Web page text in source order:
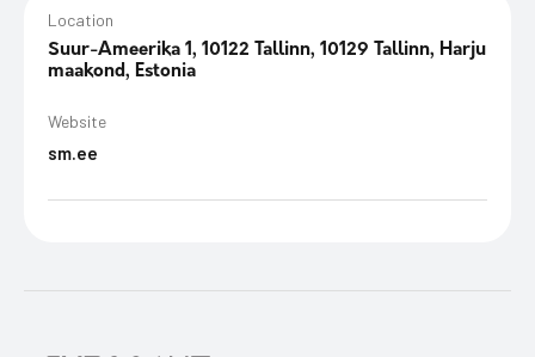
Location
Suur-Ameerika 1, 10122 Tallinn, 10129 Tallinn, Harju
maakond, Estonia
Website
sm.ee